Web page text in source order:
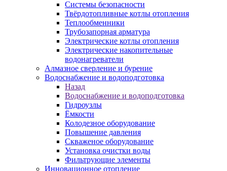
Системы безопасности
Твёрдотопливные котлы отопления
Теплообменники
Трубозапорная арматура
Электрические котлы отопления
Электрические накопительные
водонагреватели
Алмазное сверление и бурение
Водоснабжение и водоподготовка
Назад
Водоснабжение и водоподготовка
Гидроузлы
Ёмкости
Колодезное оборудование
Повышение давления
Скваженое оборудование
Установка очистки воды
Фильтрующие элементы
Инновационное отопление